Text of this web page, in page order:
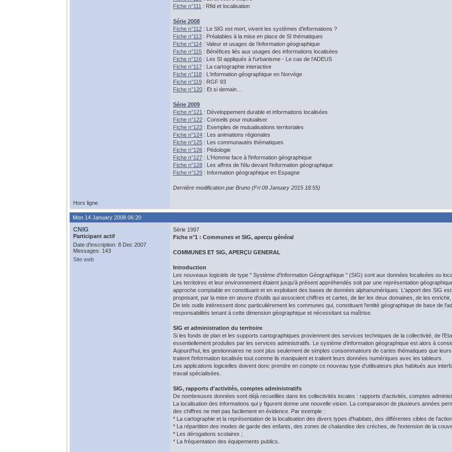
Fiche n°111 : Rfid et localisation
Série 2008
Fiche n°112 : Le SIG est mort, vivent les systèmes d'informations ?
Fiche n°113 : Préalables à la mise en place de SI thématiques
Fiche n°114 : Valeur et usages de l‘information géographique
Fiche n°115 : Bénéfices liés aux usages des informations localisées
Fiche n°116 : Les SI appliqués à l'urbanisme - Le cas de l'ADEUS
Fiche n°117 : La cartographie interactive
Fiche n°118 : L'information géographique en Norvège
Fiche n°119 : RGF 93
Fiche n°120 : Et si demain…
Série 2009
Fiche n°121 : Développement durable et informations localisées
Fiche n°122 : Conseils pour mutualiser
Fiche n°123 : Exemples de mutualisations territoriales
Fiche n°124 : Les animations régionales
Fiche n°125 : Les communautés thématiques
Fiche n°126 : Pédologie
Fiche n°127 : L'Homme face à l'information géographique
Fiche n°128 : Les affres de l'élu devant l'information géographique
Fiche n°129 : Information géographique en Espagne
Dernière modification par Bruno (Fri 09 January 2015 18:55)
Hors ligne
Mon 14 January 2008 06:20
CNIG
Participant actif
Date d'inscription: 8 Dec 2007
Messages: 143
Site web
Série 1997
Fiche n°1 : Communes et SIG, aperçu général
COMMUNES ET SIG, APERÇU GENERAL
Introduction
Les nouveaux logiciels de type " Système d'Information Géographique " (SIG) sont aux données localisées ou
Les territoires et leur environnement étaient jusqu'à présent appréhendés soit par une représentation
approche comptable en constituant et en exploitant des bases de données alphanumériques. L'apport des SIG
proposant, par la mise en œuvre d'outils qui associent chiffres et cartes, de lier les deux domaines, de les
De tels outils intéressent donc particulièrement les communes qui, constituant l'entité géographique de base de
responsabilités tenant à cette dimension géographique et nécessitant sa maîtrise.
SIG et administration du territoire
Si les fonds de plan et les supports cartographiques proviennent des services techniques de la collectivité, de
essentiellement produites par les services administratifs. Le système d'information géographique est alors à
Aujourd'hui, les gestionnaires ne sont plus seulement de simples consommateurs de cartes thématiques que
traitent l'information localisée tout comme ils manipulent et traitent leurs données numériques avec les tableurs.
Les applications logicielles doivent donc prendre en compte ce nouveau type d'utilisateurs plus habitués aux
travail spécialisées.
SIG, rapports d'activités, comptes administratifs
De nombreuses données sont déjà recueillies dans les collectivités locales : rapports d'activités, comptes
La localisation des informations qui y figurent donne une nouvelle vision. La comparaison de plusieurs années
des chiffres ne met pas facilement en évidence. Par exemple :
* La cartographie et la représentation de la localisation des divers types d'habitats, des différentes cibles de
* La répartition des modes de garde des enfants, des zones de chalandise des crèches, de l'extension de la
* Les dérogations scolaires ;
* La fréquentation des équipements publics.